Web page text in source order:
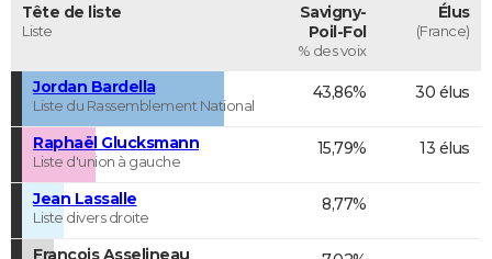
Tête de liste
Liste
Savigny-
Poil-Fol
% des voix
Élus
(France)
Jordan Bardella
Liste du Rassemblement National
43,86% 30 élus
Raphaël Glucksmann
Liste d'union à gauche
15,79% 13 élus
Jean Lassalle
Liste divers droite
8,77%
François Asselineau